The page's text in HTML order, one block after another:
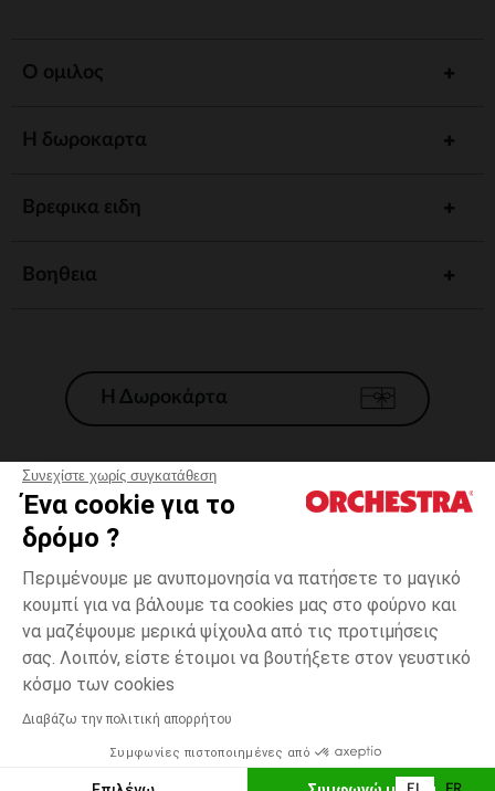
Συνεχίστε χωρίς συγκατάθεση
Ένα cookie για το
δρόμο ?
Περιμένουμε με ανυπομονησία να πατήσετε το μαγικό
κουμπί για να βάλουμε τα cookies μας στο φούρνο και
να μαζέψουμε μερικά ψίχουλα από τις προτιμήσεις
σας. Λοιπόν, είστε έτοιμοι να βουτήξετε στον γευστικό
κόσμο των cookies
Διαβάζω την πολιτική απορρήτου
Συμφωνίες πιστοποιημένες από
Διαφανές
one
Δυνατότητα πληρωμής με
ΕΠΙΛΟΓΗ ΜΕΓΕΘΟΥΣ
Ο ομιλος
Η δωροκαρτα
Βρεφικα ειδη
Βοηθεια
Η Δωροκάρτα
Γενικοί 'Οροι Πώλησης
*Εμπορικες προσφορες
Προσωπικά δεδομένα
Διαχείρηση των cookies
Προσβασιμότητα: μη συμμορφούμενη
H Orchestra συμμετέχει στον κωδικά δεοντολογίας και στο σύστημα
μεσολάβησης της Γαλλικής Ομοσπονδίας Ηλεκτρονικού Εμπορίου.